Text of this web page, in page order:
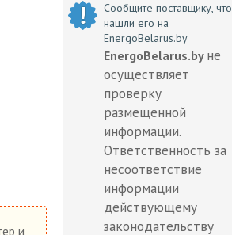
Сообщите поставщику, что
нашли его на
EnergoBelarus.by
EnergoBelarus.by не
осуществляет
проверку
размещенной
информации.
Ответственность за
несоответствие
информации
действующему
законодательству
и